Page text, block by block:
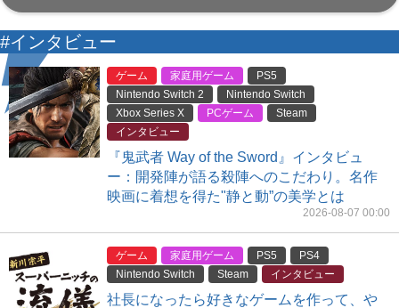
#インタビュー
ゲーム 家庭用ゲーム
PS5
Nintendo Switch 2
Nintendo Switch
Xbox Series X
PCゲーム
Steam
インタビュー
『鬼武者 Way of the Sword』インタビュ
ー：開発陣が語る殺陣へのこだわり。名作
映画に着想を得た"静と動”の美学とは
2026-08-07 00:00
ゲーム 家庭用ゲーム PS5
PS4
Nintendo Switch
Steam インタビュー
社長になったら好きなゲームを作って、や